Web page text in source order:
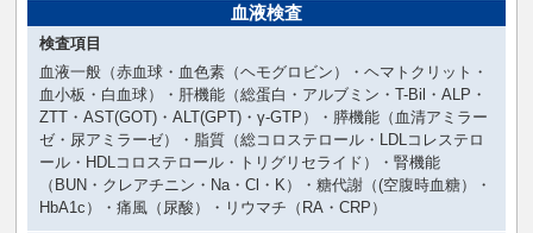
血液検査
検査項目
血液一般（赤血球・血色素（ヘモグロビン）・ヘマトクリット・
血小板・白血球）・肝機能（総蛋白・アルブミン・T-Bil・ALP・
ZTT・AST(GOT)・ALT(GPT)・γ-GTP）・膵機能（血清アミラー
ゼ・尿アミラーゼ）・脂質（総コロステロール・LDLコレステロ
ール・HDLコロステロール・トリグリセライド）・腎機能
（BUN・クレアチニン・Na・Cl・K）・糖代謝（(空腹時血糖）・
HbA1c）・痛風（尿酸）・リウマチ（RA・CRP）